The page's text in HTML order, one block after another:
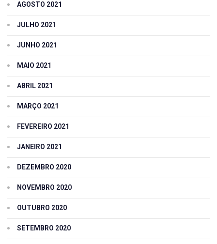
AGOSTO 2021
JULHO 2021
JUNHO 2021
MAIO 2021
ABRIL 2021
MARÇO 2021
FEVEREIRO 2021
JANEIRO 2021
DEZEMBRO 2020
NOVEMBRO 2020
OUTUBRO 2020
SETEMBRO 2020